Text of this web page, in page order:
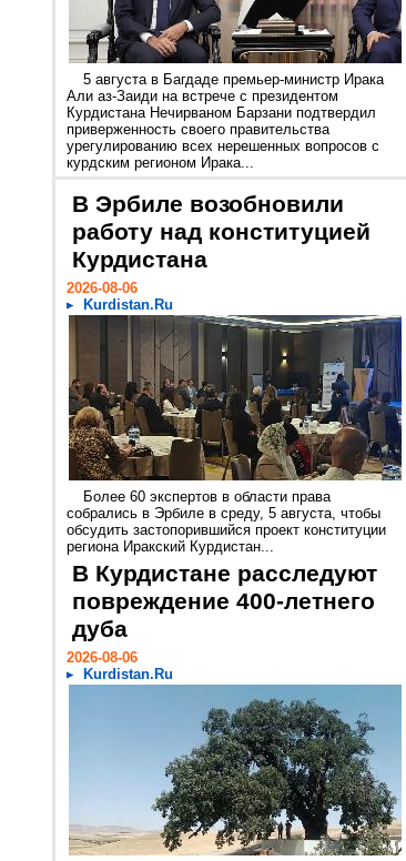
5 августа в Багдаде премьер-министр Ирака
Али аз-Заиди на встрече с президентом
Курдистана Нечирваном Барзани подтвердил
приверженность своего правительства
урегулированию всех нерешенных вопросов с
курдским регионом Ирака...
В Эрбиле возобновили
работу над конституцией
Курдистана
2026-08-06
Kurdistan.Ru
Более 60 экспертов в области права
собрались в Эрбиле в среду, 5 августа, чтобы
обсудить застопорившийся проект конституции
региона Иракский Курдистан...
В Курдистане расследуют
повреждение 400-летнего
дуба
2026-08-06
Kurdistan.Ru